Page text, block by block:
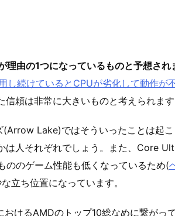
由の1つになっているものと予想され
し続けているとCPUが劣化して動作が
頼は非常に大きいものと考えられます
Lake)ではそういったことは起こ
は人それぞれでしょう。また、Core
ののゲーム性能も低くなっているため(
立ち位置になっています。
けるAMDのトップ10総なめに繋がっ